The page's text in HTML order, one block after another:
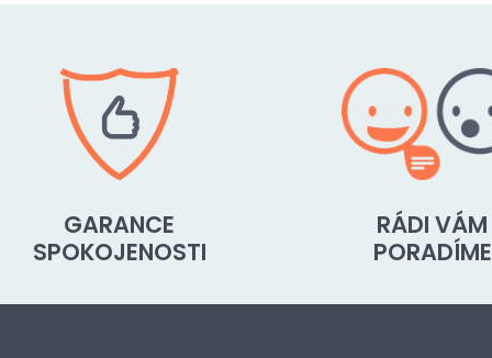
GARANCE
SPOKOJENOSTI
RÁDI VÁM
PORADÍME